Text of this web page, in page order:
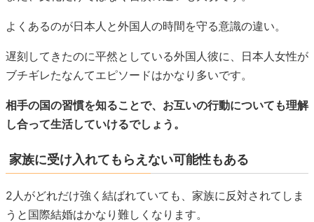
よくあるのが日本人と外国人の時間を守る意識の違い。
遅刻してきたのに平然としている外国人彼に、日本人女性が
ブチギレたなんてエピソードはかなり多いです。
相手の国の習慣を知ることで、お互いの行動についても理解
し合って生活していけるでしょう。
家族に受け入れてもらえない可能性もある
2人がどれだけ強く結ばれていても、家族に反対されてしま
うと国際結婚はかなり難しくなります。